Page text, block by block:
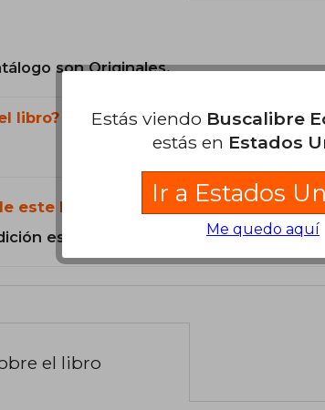
son Originales.
libro?
este libro?
es Tapa Dura.
el libro
Estás viendo Buscalibre
estás en Estados
Ir a Estados
Me quedo aquí